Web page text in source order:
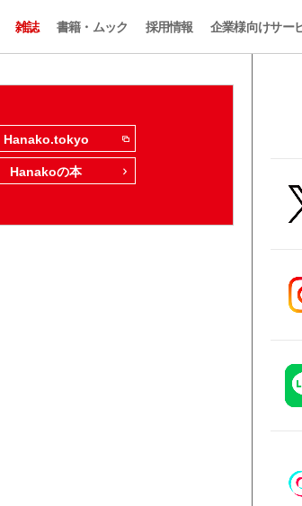
雑誌 書籍・ムック 採用情報 企業様向けサー
Hanako.tokyo
Hanakoの本